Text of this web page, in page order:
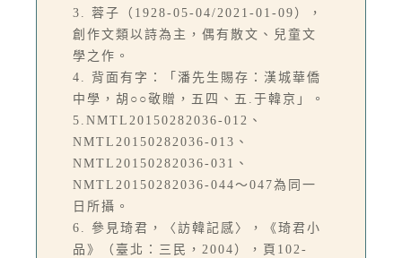
3. 蓉子（1928-05-04/2021-01-09），
創作文類以詩為主，偶有散文、兒童文
學之作。
4. 背面有字：「潘先生賜存：漢城華僑
中學，胡○○敬贈，五四、五.于韓京」。
5.NMTL20150282036-012、
NMTL20150282036-013、
NMTL20150282036-031、
NMTL20150282036-044～047為同一
日所攝。
6. 參見琦君，〈訪韓記感〉，《琦君小
品》（臺北：三民，2004），頁102-